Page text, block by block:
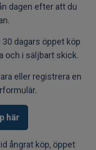
dagen efter att du
dagars öppet köp
och i säljbart skick.
eller registrera en
här
ångrat köp, öppet